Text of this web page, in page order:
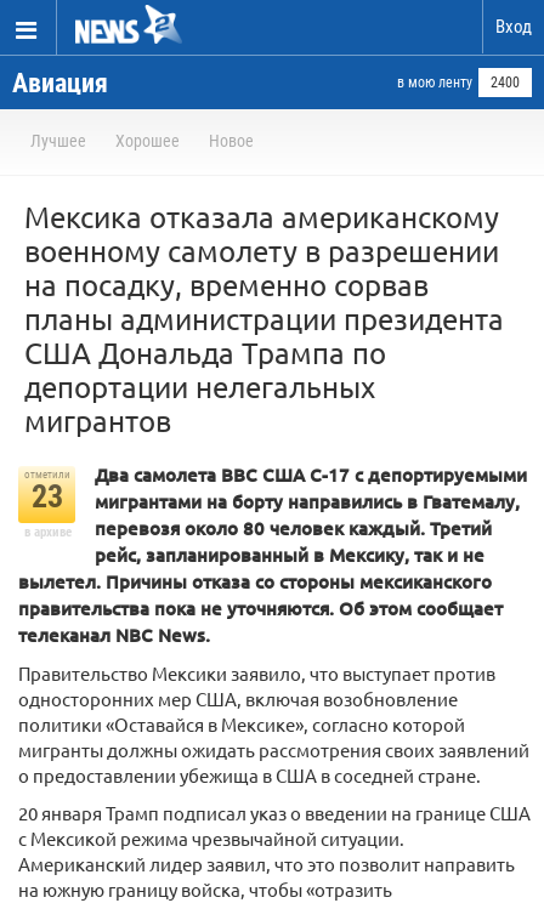
Вход
Авиация в мою ленту 2400
Лучшее Хорошее Новое
Мексика отказала американскому
военному самолету в разрешении
на посадку, временно сорвав
планы администрации президента
США Дональда Трампа по
депортации нелегальных
мигрантов
отметили
23
в архиве
Два самолета ВВС США C-17 с депортируемыми
мигрантами на борту направились в Гватемалу,
перевозя около 80 человек каждый. Третий
рейс, запланированный в Мексику, так и не
вылетел. Причины отказа со стороны мексиканского
правительства пока не уточняются. Об этом сообщает
телеканал NBC News.
Правительство Мексики заявило, что выступает против
односторонних мер США, включая возобновление
политики «Оставайся в Мексике», согласно которой
мигранты должны ожидать рассмотрения своих заявлений
о предоставлении убежища в США в соседней стране.
20 января Трамп подписал указ о введении на границе США
с Мексикой режима чрезвычайной ситуации.
Американский лидер заявил, что это позволит направить
на южную границу войска, чтобы «отразить